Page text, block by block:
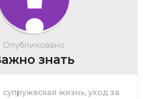
Опубликовано
знать
жизнь, уход за